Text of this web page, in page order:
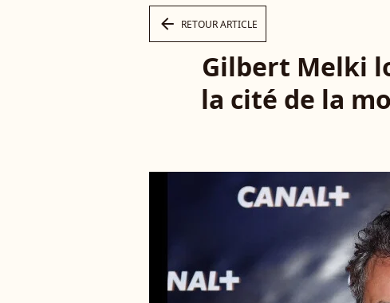
arrow_left RETOUR ARTICLE
Gilbert Melki
la cité de la